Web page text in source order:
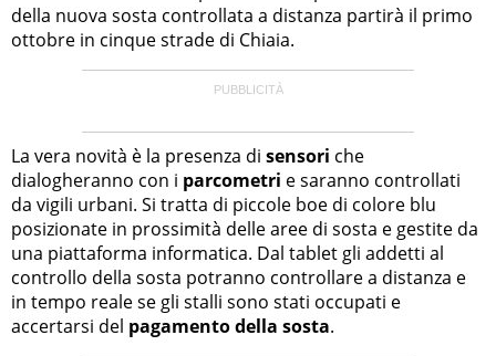
della nuova sosta controllata a distanza partirà il primo
ottobre in cinque strade di Chiaia.
La vera novità è la presenza di sensori che
dialogheranno con i parcometri e saranno controllati
da vigili urbani. Si tratta di piccole boe di colore blu
posizionate in prossimità delle aree di sosta e gestite da
una piattaforma informatica. Dal tablet gli addetti al
controllo della sosta potranno controllare a distanza e
in tempo reale se gli stalli sono stati occupati e
accertarsi del pagamento della sosta.